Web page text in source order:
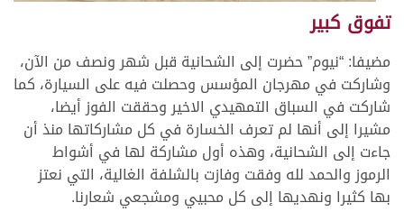
تفوق كبير
مضيفا: “نيوم” حضرت إلى الشحانية قبل شهر ونصف من الآن،
وشاركت في مهرجان المؤسس وحصلت فيه على السيارة، كما
شاركت في السباق التمهيدي الاخير وحققت الفوز أيضا،
مشيرا إلى أنها لم تعرف الخسارة في كل مشاركاتها منذ أن
جاءت إلى الشحانية، وهذه أول مشاركة لها في أشواط
الرموز والحمد لله وفقت وفازت بالشلفة الغالية، التي نعتز
بها كثيرا ونهديها إلى كل محبيي ومشجعي شعارنا.